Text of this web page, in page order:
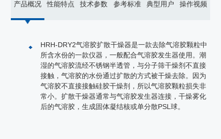
产品概况 性能特点 技术参数 参考标准 典型用户 操作视频
HRH-DRY2气溶胶扩散干燥器是一款去除气溶胶颗粒中
所含水份的一款仪器，一般配合气溶胶发生器使用。潮
湿的气溶胶流经不锈钢半透管，与分子筛干燥剂不直接
接触，气溶胶的水份通过扩散的方式被干燥去除。因为
气溶胶不直接接触硅胶干燥剂，所以气溶胶颗粒损失非
常小。扩散干燥器通常与气溶胶发生器连接，干燥雾化
后的气溶胶，生成固体凝结核或单分散PSL球。